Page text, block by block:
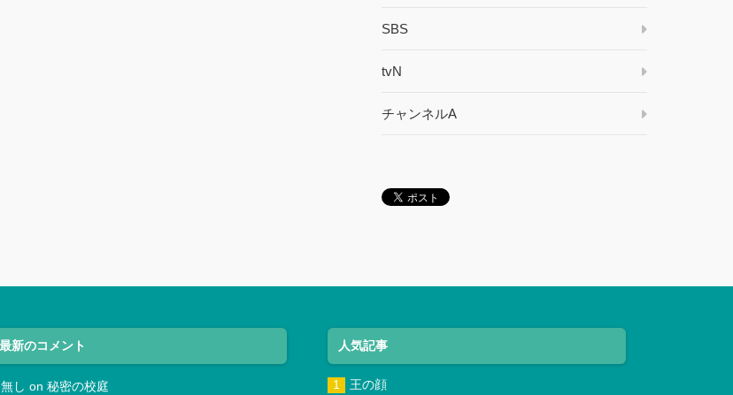
SBS
tvN
チャンネルA
最新のコメント
し on 秘密の校庭
人気記事
王の顔